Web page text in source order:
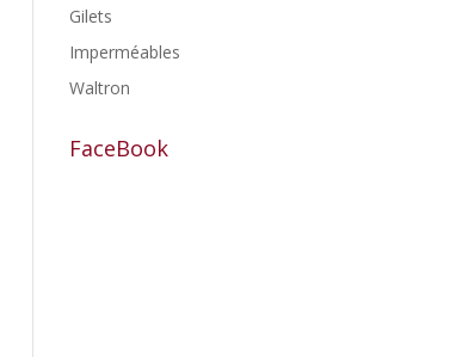
Gilets
Imperméables
Waltron
FaceBook